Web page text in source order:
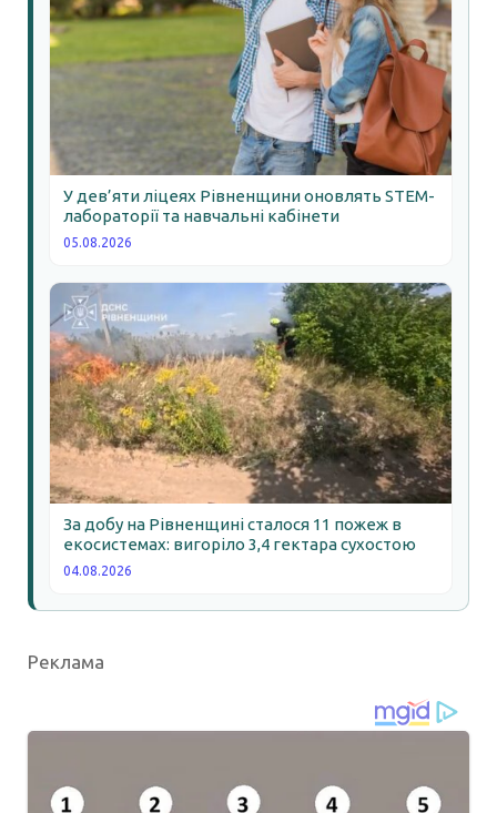
У дев’яти ліцеях Рівненщини оновлять STEM-
лабораторії та навчальні кабінети
05.08.2026
За добу на Рівненщині сталося 11 пожеж в
екосистемах: вигоріло 3,4 гектара сухостою
04.08.2026
Реклама